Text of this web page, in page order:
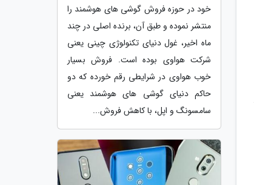
خود در حوزه فروش گوشی های هوشمند را
منتشر نموده و طبق آن، برنده اصلی در چند
ماه اخیر، غول دنیای تکنولوژی چینی یعنی
شرکت هواوی بوده است. فروش بسیار
خوب هواوی در شرایطی رقم خورده که دو
حاکم دنیای گوشی های هوشمند یعنی
سامسونگ و اپل، با کاهش فروش...